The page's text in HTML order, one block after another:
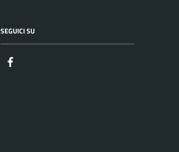
SEGUICI SU